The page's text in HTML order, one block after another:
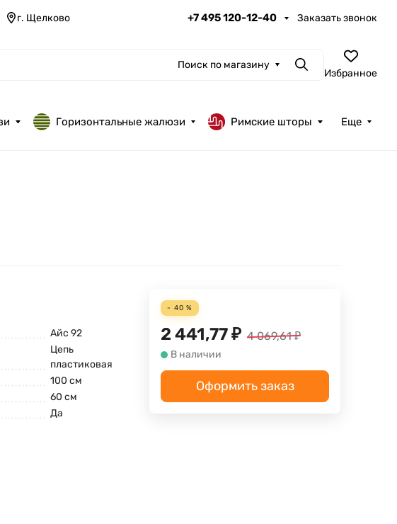
г. Щелково +7 495 120-12-40 Заказать звонок
Поиск по магазину ПоискИзбранное
Горизонтальные жалюзи Римские шторы Еще
Айс 92
Цепь
пластиковая
100 см
60 см
Да
- 40 %
2 441,77₽ 4 069,61 ₽
В наличии
Оформить заказ